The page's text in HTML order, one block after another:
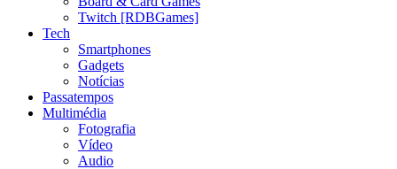
Twitch [RDBGames]
Tech
Smartphones
Gadgets
Notícias
Passatempos
Multimédia
Fotografia
Vídeo
Audio